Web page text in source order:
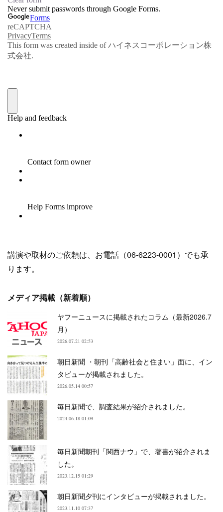
講演や取材のご依頼は、お電話（06-6223-0001）でも承
ります。
メディア掲載（新着順）
ヤフーニュースに掲載されたコラム（最新2026.7
月）
2026.07.21 02:53
朝日新聞 ・朝刊「高齢社会と住まい」面に、イン
タビューが掲載されました。
2026.05.14 00:57
毎日新聞で、調査結果が紹介されました。
2024.06.18 01:09
毎日新聞朝刊「関西ナウ」で、著書が紹介されま
した。
2023.12.15 01:29
朝日新聞夕刊にインタビューが掲載されました。
2023.11.10 07:37